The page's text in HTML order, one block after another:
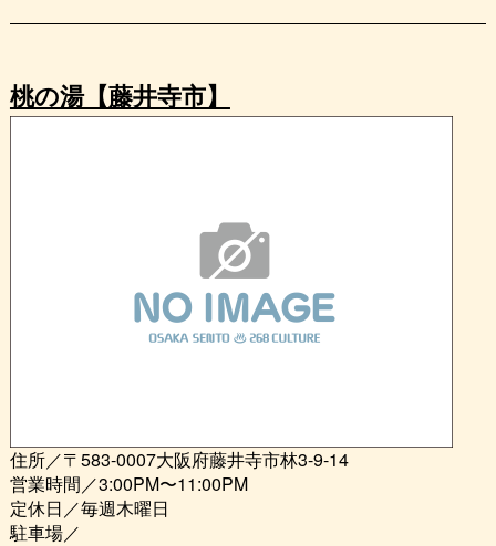
桃の湯【藤井寺市】
住所／〒583-0007大阪府藤井寺市林3-9-14
営業時間／3:00PM〜11:00PM
定休日／毎週木曜日
駐車場／